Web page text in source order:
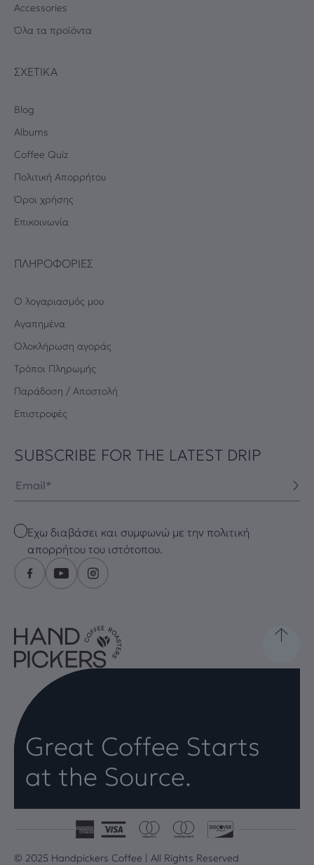
Accessories
Όλα τα προϊόντα
ΣΧΕΤΙΚΆ
Blog
Albums
Coffee Quiz
Πολιτική Απορρήτου
Όροι χρήσης
Επικοινωνία
ΠΛΗΡΟΦΟΡΊΕΣ
Ο λογαριασμός μου
Αγαπημένα
Oλοκλήρωση αγοράς
Τρόποι Πληρωμής
Παράδοση / Αποστολή
Επιστροφές
SUBSCRIBE FOR THE LATEST DRIP
Checkbox
Έχω διαβάσει και συμφωνώ με την πολιτική
απορρήτου του ιστότοπου.
Great Coffee Starts
at the Source.
© 2025 Handpickers Coffee | All Rights Reserved